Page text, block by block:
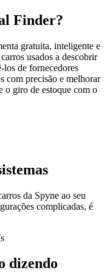
Finder?
gratuita, inteligente e
usados ​​a descobrir
los de fornecedores
com precisão e melhorar
o giro de estoque com o
da Spyne ao seu
complicadas, é
dizendo